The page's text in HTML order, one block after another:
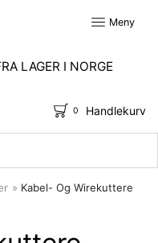
Meny
LAGER I NORGE
0 Handlekurv
» Kabel- Og Wirekuttere